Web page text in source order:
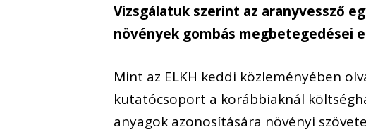
Vizsgálatuk szerint az aranyvessző
növények gombás megbetegedései
Mint az ELKH keddi közleményében
kutatócsoport a korábbiaknál
anyagok azonosítására növényi